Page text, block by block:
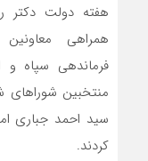
هفته دولت دکتر
همراهی معاونین
فرماندهی سپاه و
منتخبین شوراهای
سید احمد جباری
کردند. ‎